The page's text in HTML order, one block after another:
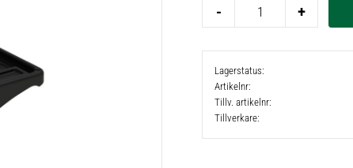
+
-
Lagerstatus
Artikelnr
Tillv. artikelnr
Tillverkare